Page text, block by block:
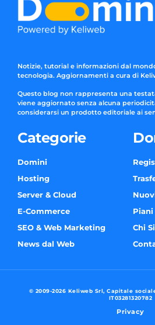
Notizie, tutorial e informazioni dal
tecnologia. Aggiornamenti a cura di
Questo blog non rappresenta una
viene aggiornato senza alcuna
considerarsi un prodotto editoriale ai
Categorie
Domini
Hosting
Server & Cloud
E-Commerce
SEO & Web Marketing
News dal Web
Chi
© 2009-2026 Keliweb Srl, Capitale
IT03281320782
Privacy